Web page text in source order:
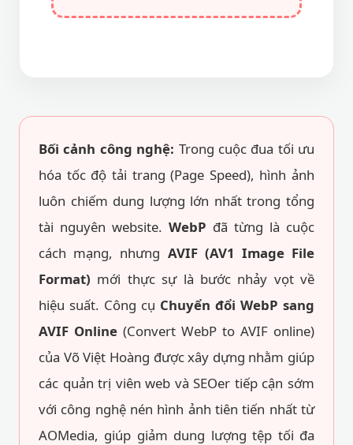
Bối cảnh công nghệ: Trong cuộc đua tối ưu
hóa tốc độ tải trang (Page Speed), hình ảnh
luôn chiếm dung lượng lớn nhất trong tổng
tài nguyên website. WebP đã từng là cuộc
cách mạng, nhưng AVIF (AV1 Image File
Format) mới thực sự là bước nhảy vọt về
hiệu suất. Công cụ Chuyển đổi WebP sang
AVIF Online (Convert WebP to AVIF online)
của Võ Việt Hoàng được xây dựng nhằm giúp
các quản trị viên web và SEOer tiếp cận sớm
với công nghệ nén hình ảnh tiên tiến nhất từ
AOMedia, giúp giảm dung lượng tệp tối đa